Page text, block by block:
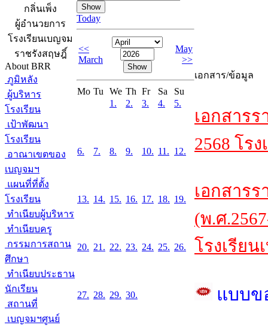
กลิ่นเพ็ง
ผู้อำนวยการ
โรงเรียนเบญจม
ราชรังสฤษฎิ์
About BRR
ภูมิหลัง
ผู้บริหาร
โรงเรียน
เป้าพัฒนา
โรงเรียน
อาณาเขตของ
เบญจมฯ
แผนที่ที่ตั้ง
โรงเรียน
ทำเนียบผู้บริหาร
ทำเนียบครู
กรรมการสถาน
ศึกษา
ทำเนียบประธาน
นักเรียน
สถานที่
เบญจมฯศูนย์
Today
<<
March
May
>>
Mo Tu We Th Fr Sa
Su
1.
2. 3. 4. 5.
6. 7. 8. 9. 10. 11. 12.
13. 14. 15. 16. 17. 18. 19.
20. 21. 22. 23. 24. 25. 26.
27. 28. 29. 30.
เอกสาร/ข้อมูล
เอกสาร
2568 โร
เอกสาร
(พ.ศ
โรงเรีย
แบบข